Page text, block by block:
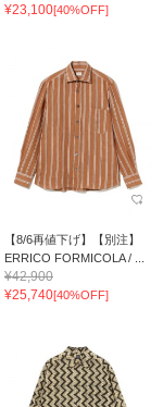
¥23,100[40%OFF]
【8/6再値下げ】【別注】
ERRICO FORMICOLA / ...
¥42,900
¥25,740[40%OFF]